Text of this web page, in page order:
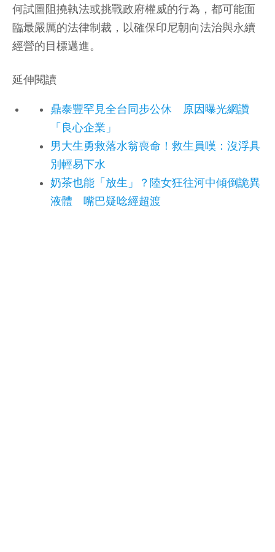
何試圖阻撓執法或挑戰政府權威的行為，都可能面
臨最嚴厲的法律制裁，以確保印尼朝向法治與永續
經營的目標邁進。
延伸閱讀
鼎泰豐罕見全台同步公休 原因曝光網讚
「良心企業」
男大生勇救落水翁喪命！救生員嘆：沒浮具
別輕易下水
奶茶也能「放生」？陸女狂往河中傾倒詭異
液體 嘴巴疑唸經超渡